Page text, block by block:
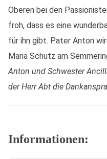
Oberen bei den
froh, dass es eine
für ihn gibt. Pater Anton
Maria Schutz am
Anton und Schwester
der Herr Abt die
Informationen: